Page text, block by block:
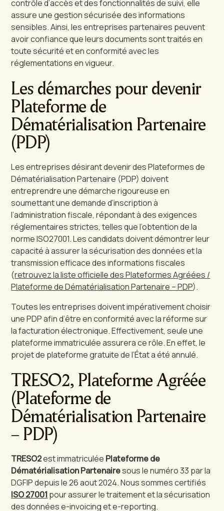
contrôle d’accès et des fonctionnalités de suivi, elle
assure une gestion sécurisée des informations
sensibles. Ainsi, les entreprises partenaires peuvent
avoir confiance que leurs documents sont traités en
toute sécurité et en conformité avec les
réglementations en vigueur.
Les démarches pour devenir
Plateforme de
Dématérialisation Partenaire
(PDP)
Les entreprises désirant devenir des Plateformes de
Dématérialisation Partenaire (PDP) doivent
entreprendre une démarche rigoureuse en
soumettant une demande d’inscription à
l’administration fiscale, répondant à des exigences
réglementaires strictes, telles que l’obtention de la
norme ISO27001. Les candidats doivent démontrer leur
capacité à assurer la sécurisation des données et la
transmission efficace des informations fiscales
(retrouvez la liste officielle des Plateformes Agréées /
Plateforme de Dématérialisation Partenaire – PDP).
Toutes les entreprises doivent impérativement choisir
une PDP afin d’être en conformité avec la réforme sur
la facturation électronique. Effectivement, seule une
plateforme immatriculée assurera ce rôle. En effet, le
projet de plateforme gratuite de l’État a été annulé.
TRESO2, Plateforme Agréée
(Plateforme de
Dématérialisation Partenaire
– PDP)
TRESO2est immatriculée Plateforme de
Dématérialisation Partenairesous le numéro 33 par la
DGFIP depuis le 26 aout 2024. Nous sommes certifiés
ISO 27001pour assurer le traitement et la sécurisation
des données e-invoicing et e-reporting.